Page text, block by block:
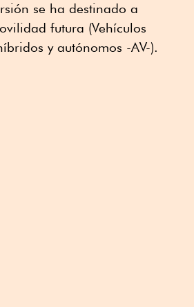
se ha destinado a
futura (Vehículos
y autónomos -AV-).